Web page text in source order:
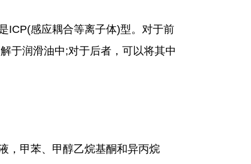
ICP(感应耦合等离子体)型。对于前
于润滑油中;对于后者，可以将其中
甲苯、甲醇乙烷基酮和异丙烷